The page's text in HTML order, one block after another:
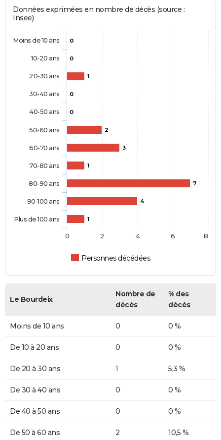
Données exprimées en nombre de décès (source :
Insee)
0
0
1
0
0
2
3
1
7
4
1
Personnes décédées
Moins de 10 ans
10-20 ans
20-30 ans
30-40 ans
40-50 ans
50-60 ans
60-70 ans
70-80 ans
80-90 ans
90-100 ans
Plus de 100 ans
0 2 4 6 8
Le Bourdeix
Nombre de
décès
% des
décès
Moins de 10 ans 0 0 %
De 10 à 20 ans 0 0 %
De 20 à 30 ans 1 5,3 %
De 30 à 40 ans 0 0 %
De 40 à 50 ans 0 0 %
De 50 à 60 ans 2 10,5 %